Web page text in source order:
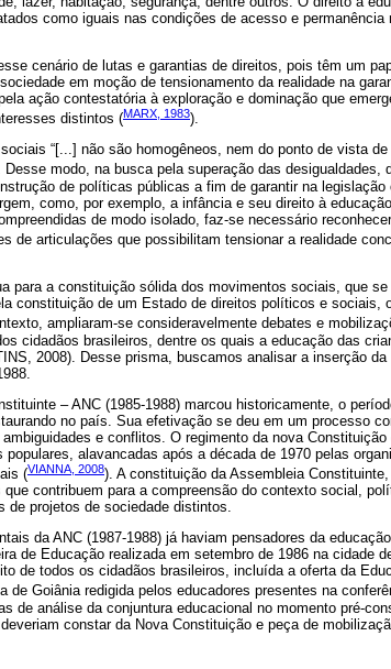
como iguais nas condições de acesso e
cenário de lutas e garantias de direitos, pois têm um
em moção de tensionamento da realidade na
ação contestatória à exploração e dominação que
distintos (MARX, 1983).
“[...] não são homogêneos, nem do ponto de vista
Desse modo, na busca pela superação das desigualdades,
de políticas públicas a fim de garantir na
como, por exemplo, a infância e seu direito à
de modo isolado, faz-se necessário
de articulações que possibilitam tensionar a realidade
para a constituição sólida dos movimentos sociais, que
constituição de um Estado de direitos políticos e sociais,
ampliaram-se consideravelmente debates e
cidadãos brasileiros, dentre os quais a educação das
2008). Desse prisma, buscamos analisar a inserção
– ANC (1985-1988) marcou historicamente, o
no país. Sua efetivação se deu em um processo
e conflitos. O regimento da nova Constituição
alavancadas após a década de 1970 pelas
(VIANNA, 2008). A constituição da Assembleia
contribuem para a compreensão do contexto social,
de projetos de sociedade distintos.
da ANC (1987-1988) já haviam pensadores da
de Educação realizada em setembro de 1986 na cidade
de todos os cidadãos brasileiros, incluída a oferta da
de Goiânia redigida pelos educadores presentes na
de análise da conjuntura educacional no momento pré-
constar da Nova Constituição e peça de